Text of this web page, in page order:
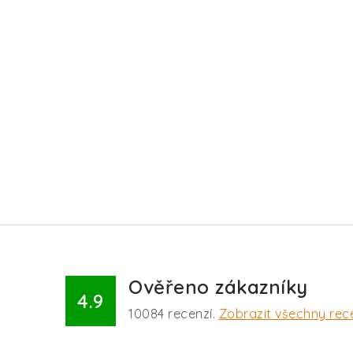
4.9
Ověřeno zákazníky
10084 recenzí. Zobrazit všechny